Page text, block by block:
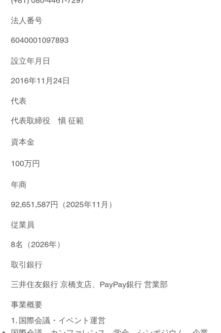
法人番号
6040001097893
​設立年月日
2016年11月24日
代表
代表取締役 愼 征範
資本金
100万円
​年商
92,651,587円（2025年11月）
従業員
8名（2026年）
取引銀行
​三井住友銀行 京橋支店、PayPay銀行 営業部
事業概要
1. 国際会議・イベント運営